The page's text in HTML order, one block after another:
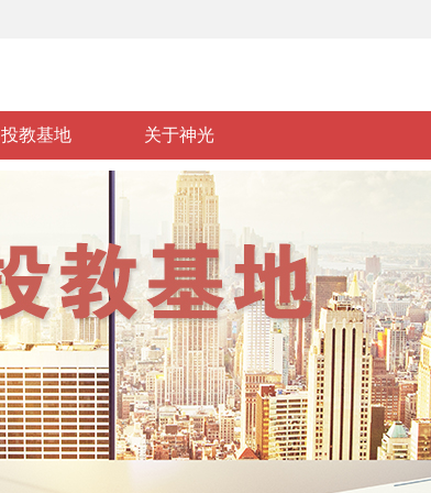
投教基地
基础知识
政策法规
风险警示
投资维权
投教视频
投教活动
关于神光